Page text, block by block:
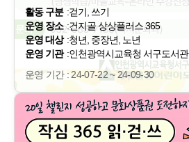
활동 구분 :걷기, 쓰기
운영 장소 :건지골 상상플러스 365
운영 대상 :청년, 중장년, 노년
운영 기관 :인천광역시교육청 서구도서관
운영 기간 : 24-07-22 ~ 24-09-30